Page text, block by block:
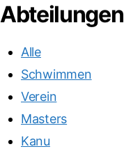
Abteilungen
Alle
Schwimmen
Verein
Masters
Kanu